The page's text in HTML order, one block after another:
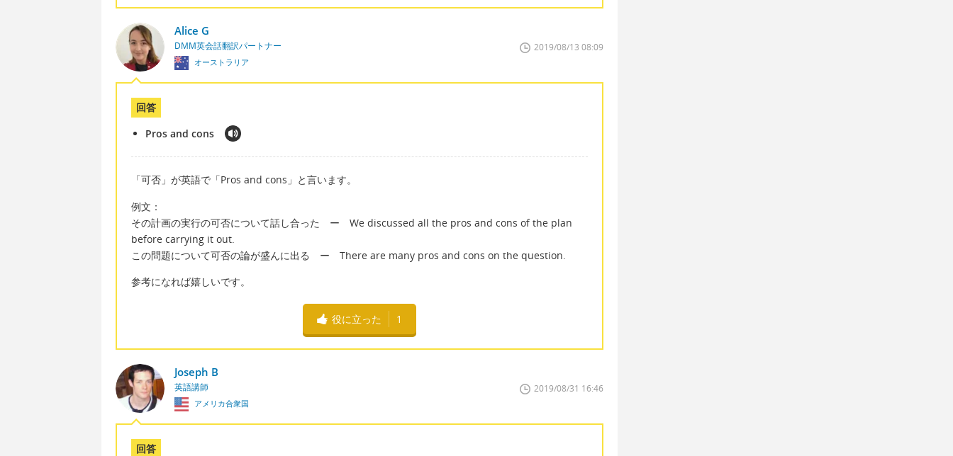
Alice G
DMM英会話翻訳パートナー
オーストラリア
2019/08/13 08:09
回答
Pros and cons
「可否」が英語で「Pros and cons」と言います。
例文：
その計画の実行の可否について話し合った ー We discussed all the pros and cons of the plan
before carrying it out.
この問題について可否の論が盛んに出る ー There are many pros and cons on the question.
参考になれば嬉しいです。
役に立った 1
Joseph B
英語講師
アメリカ合衆国
2019/08/31 16:46
回答